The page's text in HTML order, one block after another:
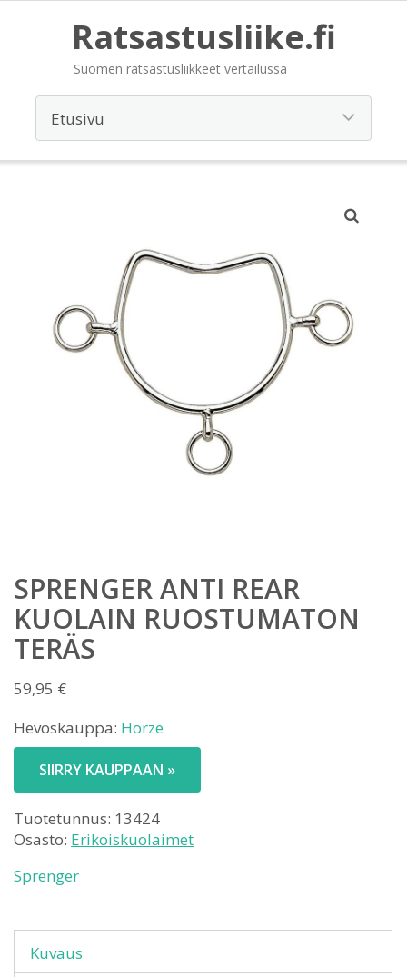
Ratsastusliike.fi
Suomen ratsastusliikkeet vertailussa
SPRENGER ANTI REAR
KUOLAIN RUOSTUMATON
TERÄS
59,95 €
Hevoskauppa: Horze
SIIRRY KAUPPAAN »
Tuotetunnus: 13424
Osasto: Erikoiskuolaimet
Sprenger
Kuvaus